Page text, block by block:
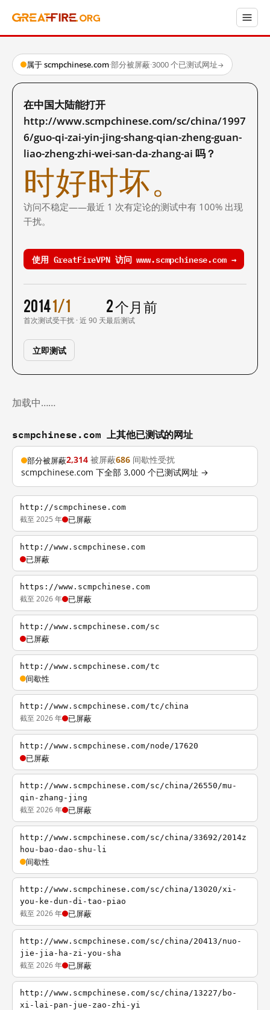
属于 scmpchinese.com·部分被屏蔽·3000 个已测试网址→
在中国大陆能打开
http://www.scmpchinese.com/sc/china/1997
6/guo-qi-zai-yin-jing-shang-qian-zheng-guan-
liao-zheng-zhi-wei-san-da-zhang-ai 吗？
时好时坏。
访问不稳定——最近 1 次有定论的测试中有 100% 出现
干扰。
使用 GreatFireVPN 访问 www.scmpchinese.com →
2014
首次测试
1/1
受干扰 · 近 90 天
2 个月前
最后测试
立即测试
加载中……
scmpchinese.com 上其他已测试的网址
部分被屏蔽2,314 被屏蔽686 间歇性受扰
scmpchinese.com 下全部 3,000 个已测试网址 →
http://scmpchinese.com
截至 2025 年 已屏蔽
http://www.scmpchinese.com
已屏蔽
https://www.scmpchinese.com
截至 2026 年 已屏蔽
http://www.scmpchinese.com/sc
已屏蔽
http://www.scmpchinese.com/tc
间歇性
http://www.scmpchinese.com/tc/china
截至 2026 年 已屏蔽
http://www.scmpchinese.com/node/17620
已屏蔽
http://www.scmpchinese.com/sc/china/26550/mu-
qin-zhang-jing
截至 2026 年 已屏蔽
http://www.scmpchinese.com/sc/china/33692/2014z
hou-bao-dao-shu-li
间歇性
http://www.scmpchinese.com/sc/china/13020/xi-
you-ke-dun-di-tao-piao
截至 2026 年 已屏蔽
http://www.scmpchinese.com/sc/china/20413/nuo-
jie-jia-ha-zi-you-sha
截至 2026 年 已屏蔽
http://www.scmpchinese.com/sc/china/13227/bo-
xi-lai-pan-jue-zao-zhi-yi